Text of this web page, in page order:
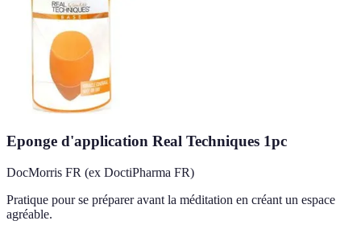
Eponge d'application Real Techniques 1pc
DocMorris FR (ex DoctiPharma FR)
Pratique pour se préparer avant la méditation en créant un espace
agréable.